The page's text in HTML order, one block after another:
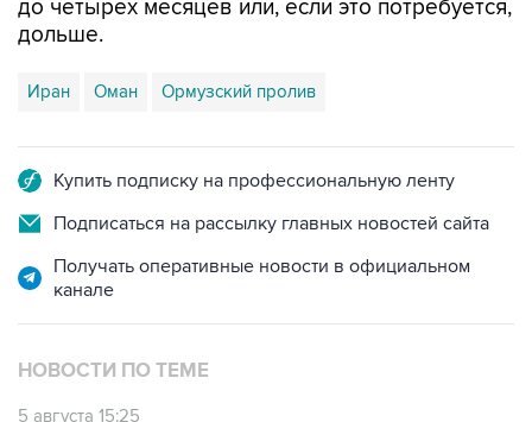
Иран Оман
Подписаться на рассылку главных новостей сайта
Получать оперативные новости в официальном
НОВОСТИ ПО ТЕМЕ
5 августа 15:25